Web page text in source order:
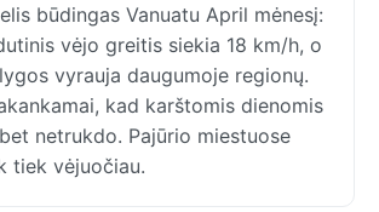
būdingas Vanuatu April mėnesį:
vėjo greitis siekia 18 km/h, o
vyrauja daugumoje regionų.
kad karštomis dienomis
netrukdo. Pajūrio miestuose
tiek vėjuočiau.